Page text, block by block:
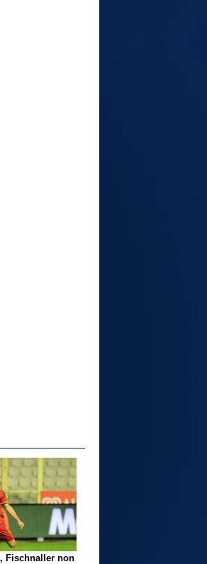
Fischnaller non